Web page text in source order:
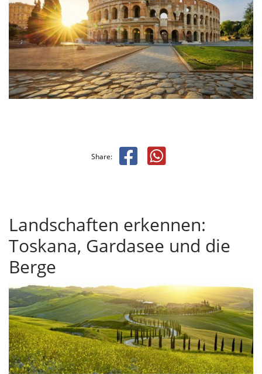
Share:
Landschaften erkennen:
Toskana, Gardasee und die
Berge